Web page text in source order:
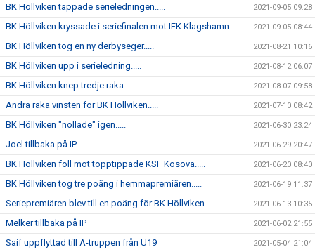
BK Höllviken tappade serieledningen..... 2021-09-05 09:28
BK Höllviken kryssade i seriefinalen mot IFK Klagshamn..... 2021-09-05 08:44
BK Höllviken tog en ny derbyseger..... 2021-08-21 10:16
BK Höllviken upp i serieledning..... 2021-08-12 06:07
BK Höllviken knep tredje raka..... 2021-08-07 09:58
Andra raka vinsten för BK Höllviken..... 2021-07-10 08:42
BK Höllviken "nollade" igen..... 2021-06-30 23:24
Joel tillbaka på IP 2021-06-29 20:47
BK Höllviken föll mot topptippade KSF Kosova..... 2021-06-20 08:40
BK Höllviken tog tre poäng i hemmapremiären..... 2021-06-19 11:37
Seriepremiären blev till en poäng för BK Höllviken..... 2021-06-13 10:35
Melker tillbaka på IP 2021-06-02 21:55
Saif uppflyttad till A-truppen från U19 2021-05-04 21:04